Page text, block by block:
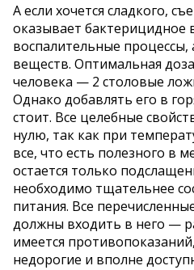
А если хочется сладкого,
оказывает бактерицидное
воспалительные процессы,
веществ. Оптимальная
человека — 2 столовые
Однако добавлять его в
стоит. Все целебные
нулю, так как при
все, что есть полезного в
остается только
необходимо тщательнее
питания. Все
должны входить в него —
имеется
недорогие и вполне